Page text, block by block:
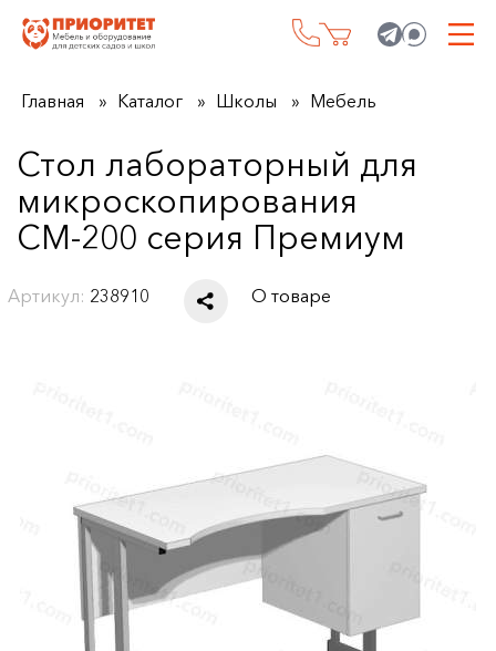
Главная Каталог Школы Мебель
Стол лабораторный для
микроскопирования
СМ-200 серия Премиум
Артикул: 238910 О товаре